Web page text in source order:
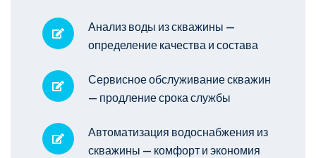
Анализ воды из скважины —
определение качества и состава
Сервисное обслуживание скважин
— продление срока службы
Автоматизация водоснабжения из
скважины — комфорт и экономия